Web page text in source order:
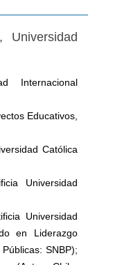
Universidad
Internacional
Educativos,
Católica
Universidad
Universidad
en Liderazgo
SNBP);